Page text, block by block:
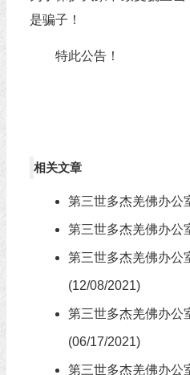
是骗子！
特此公告！
相关文章
第三世多杰羌佛办公
第三世多杰羌佛办公
第三世多杰羌佛办公
(12/08/2021)
第三世多杰羌佛办公
(06/17/2021)
第三世多杰羌佛办公